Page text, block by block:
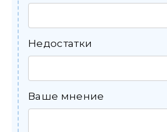
Недостатки
Ваше мнение